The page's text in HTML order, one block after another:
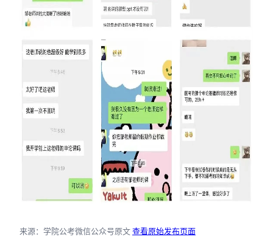
来源：学院公考微信公众号原文 查看原始发布页面